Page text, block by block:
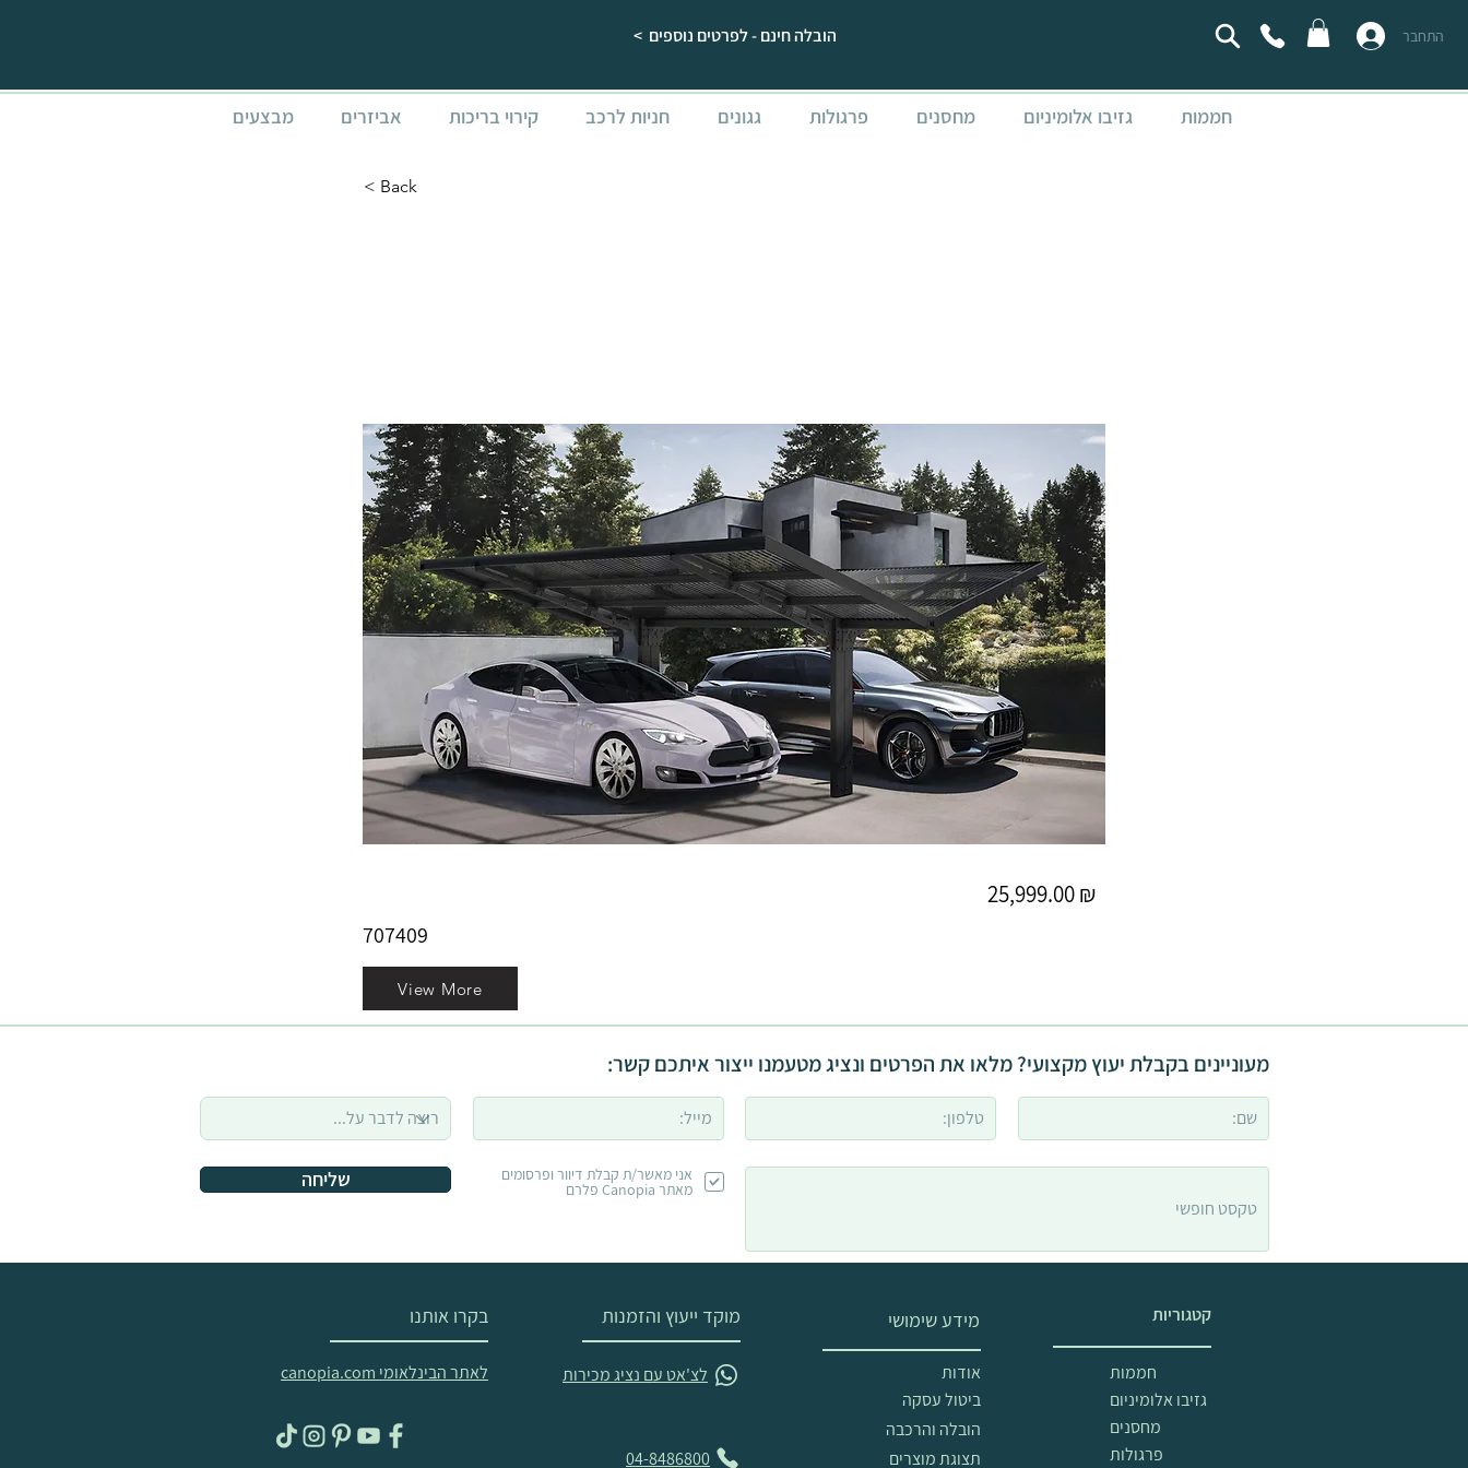
הובלה חינם - לפרטים נוספים > התחבר
חממות גזיבו אלומיניום מחסנים פרגולות גגונים חניות לרכב קירוי בריכות אביזרים מבצעים
< Back
707409
25,999.00 ₪
View More
מעוניינים בקבלת יעוץ מקצועי? מלאו את הפרטים ונציג מטעמנו ייצור איתכם קשר:
שליחה אני מאשר/ת קבלת דיוור ופרסומים
מאתר Canopia פלרם
בקרו אותנו
לאתר הבינלאומי canopia.com
מוקד ייעוץ והזמנות
לצ'אט עם נציג מכירות
04-8486800
מידע שימושי
אודות
ביטול עסקה
הובלה והרכבה
תצוגת מוצרים
קטגוריות
חממות
גזיבו אלומיניום
מחסנים
פרגולות